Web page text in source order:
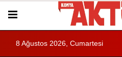
8 Ağustos 2026, Cumartesi